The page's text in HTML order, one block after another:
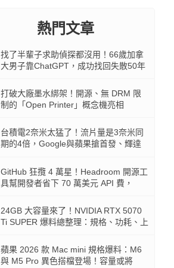
熱門文章
找了半輩子求助偵探都沒用！66歲加拿
大男子靠ChatGPT，成功找回失散50年
打破大廠墨水綁架！開源、無 DRM 限
制的「Open Printer」概念機亮相
台積電2奈米太猛了！流片量是3奈米同
期的4倍，Google與蘋果搶首發、輝達
GitHub 狂攬 4 萬星！Headroom 開源工
具幫開發者省下 70 萬美元 API 費，
24GB 大容量來了！NVIDIA RTX 5070
Ti SUPER 爆料總整理：規格、功耗、上
蘋果 2026 款 Mac mini 規格爆料：M6
與 M5 Pro 異色搭檔登場！容量或將